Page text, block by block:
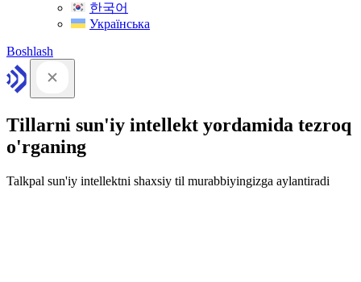
한국어
Українська
Boshlash
Tillarni sun'iy intellekt yordamida tezroq
o'rganing
Talkpal sun'iy intellektni shaxsiy til murabbiyingizga aylantiradi